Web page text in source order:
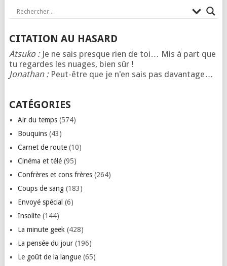
CITATION AU HASARD
Atsuko :Je ne sais presque rien de toi… Mis à part que
tu regardes les nuages, bien sûr !
Jonathan :Peut-être que je n'en sais pas davantage…
CATÉGORIES
Air du temps(574)
Bouquins(43)
Carnet de route(10)
Cinéma et télé(95)
Confrères et cons frères(264)
Coups de sang(183)
Envoyé spécial (6)
Insolite(144)
La minute geek (428)
La pensée du jour(196)
Le goût de la langue(65)